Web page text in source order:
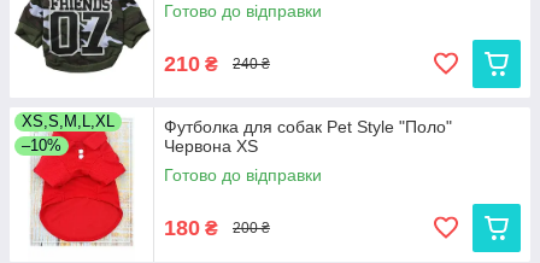
Готово до відправки
210 ₴ 240 ₴
XS,S,M,L,XL
–10%
Футболка для собак Pet Style "Поло"
Червона XS
Готово до відправки
180 ₴ 200 ₴